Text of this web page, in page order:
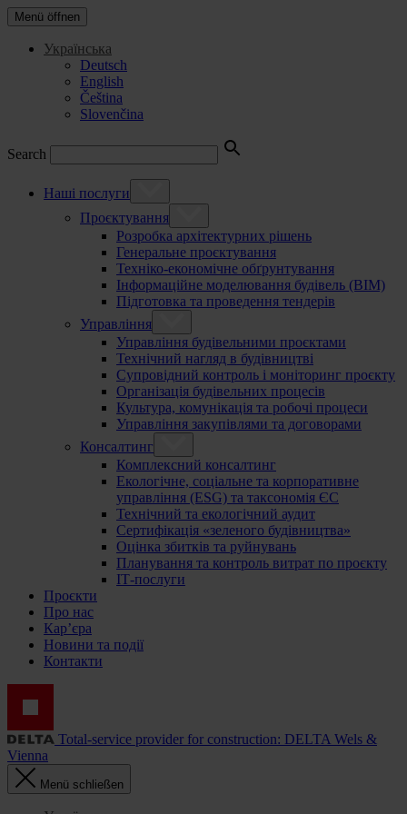
Menü öffnen
Українська
Deutsch
English
Čeština
Slovenčina
Search
Наші послуги
Проєктування
Розробка архітектурних рішень
Генеральне проєктування
Техніко-економічне обґрунтування
Інформаційне моделювання будівель (BIM)
Підготовка та проведення тендерів
Управління
Управління будівельними проєктами
Технічний нагляд в будівництві
Супровідний контроль і моніторинг проєкту
Організація будівельних процесів
Культура, комунікація та робочі процеси
Управління закупівлями та договорами
Консалтинг
Комплексний консалтинг
Екологічне, соціальне та корпоративне
управління (ESG) та таксономія ЄС
Технічний та екологічний аудит
Сертифікація «зеленого будівництва»
Оцінка збитків та руйнувань
Планування та контроль витрат по проєкту
ІТ-послуги
Проєкти
Про нас
Кар’єра
Новини та події
Контакти
Total-service provider for construction: DELTA Wels &
Vienna
Menü schließen